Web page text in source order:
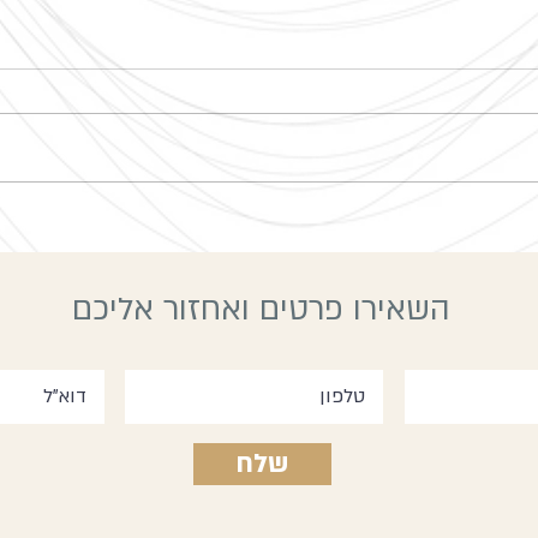
סיום שנה קורס מורים
השאירו פרטים ואחזור אליכם
שלח